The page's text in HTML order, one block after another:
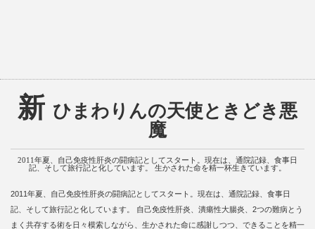
新 ひまわりんの天使ときどき悪
魔
2011年夏、自己免疫性肝炎の闘病記としてスタート。現在は、通院記録、食事日
記、そして旅行記と化しています。 生かされた命を精一杯生きています。
2011年夏、自己免疫性肝炎の闘病記としてスタート。現在は、通院記録、食事日
記、そして旅行記と化しています。 自己免疫性肝炎、潰瘍性大腸炎、2つの難病とう
まく共存する術を日々模索しながら、生かされた命に感謝しつつ、できることを精一